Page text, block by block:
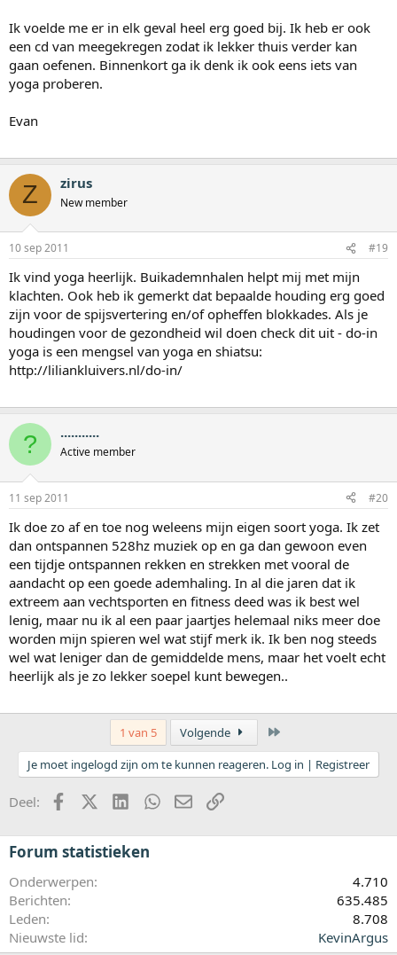
Ik voelde me er in elk geval heel erg goed bij. Ik heb er ook
een cd van meegekregen zodat ik lekker thuis verder kan
gaan oefenen. Binnenkort ga ik denk ik ook eens iets van
yoga proberen.
Evan
Z zirus
New member
10 sep 2011 #19
Ik vind yoga heerlijk. Buikademnhalen helpt mij met mijn
klachten. Ook heb ik gemerkt dat bepaalde houding erg goed
zijn voor de spijsvertering en/of opheffen blokkades. Als je
houdingen voor de gezondheid wil doen check dit uit - do-in
yoga is een mengsel van yoga en shiatsu:
http://liliankluivers.nl/do-in/
? ...........
Active member
11 sep 2011 #20
Ik doe zo af en toe nog weleens mijn eigen soort yoga. Ik zet
dan ontspannen 528hz muziek op en ga dan gewoon even
een tijdje ontspannen rekken en strekken met vooral de
aandacht op een goede ademhaling. In al die jaren dat ik
extreem aan vechtsporten en fitness deed was ik best wel
lenig, maar nu ik al een paar jaartjes helemaal niks meer doe
worden mijn spieren wel wat stijf merk ik. Ik ben nog steeds
wel wat leniger dan de gemiddelde mens, maar het voelt echt
heerlijk als je zo lekker soepel kunt bewegen..
1 van 5 Volgende
Je moet ingelogd zijn om te kunnen reageren. Log in | Registreer
Deel: FacebookX (Twitter)LinkedInWhatsApp
E-mailkoppeling
Forum statistieken
Onderwerpen
4.710
Berichten
635.485
Leden
8.708
Nieuwste lid
KevinArgus